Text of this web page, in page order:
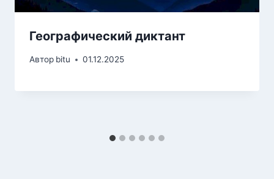
Географический диктант
Автор bitu 01.12.2025